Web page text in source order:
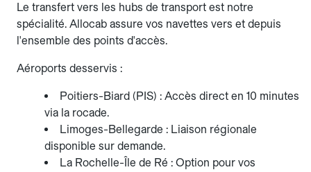
Le transfert vers les hubs de transport est notre
spécialité. Allocab assure vos navettes vers et depuis
l'ensemble des points d'accès.
Aéroports desservis :
Poitiers-Biard (PIS) : Accès direct en 10 minutes
via la rocade.
Limoges-Bellegarde : Liaison régionale
disponible sur demande.
La Rochelle-Île de Ré : Option pour vos